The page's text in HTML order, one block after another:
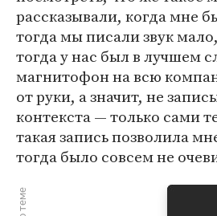
рассказывали, когда мне
тогда мы писали звук
тогда у нас был в лучшем
магнитофон на всю
от руки, а значит, не
контекста — только сами
такая запись позволила
тогда было совсем не